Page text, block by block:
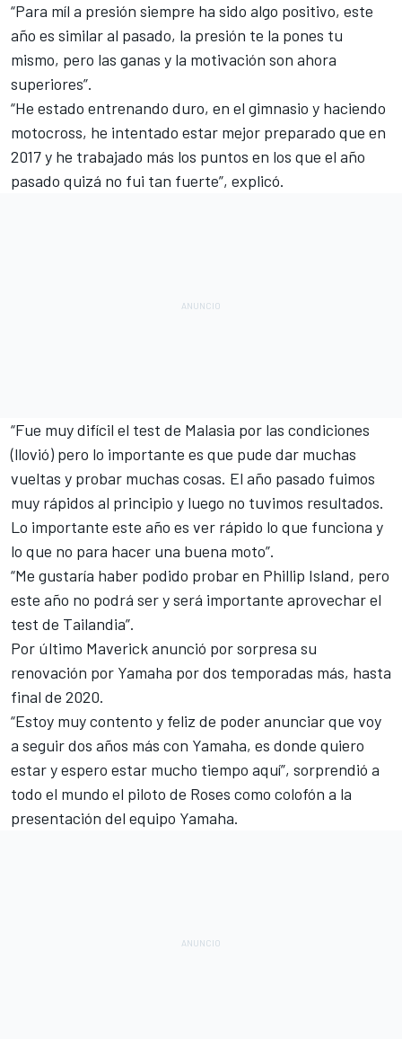
“Para míl a presión siempre ha sido algo positivo, este
año es similar al pasado, la presión te la pones tu
mismo, pero las ganas y la motivación son ahora
superiores”.
“He estado entrenando duro, en el gimnasio y haciendo
motocross, he intentado estar mejor preparado que en
2017 y he trabajado más los puntos en los que el año
pasado quizá no fui tan fuerte”, explicó.
“Fue muy difícil el test de Malasia por las condiciones
(llovió) pero lo importante es que pude dar muchas
vueltas y probar muchas cosas. El año pasado fuimos
muy rápidos al principio y luego no tuvimos resultados.
Lo importante este año es ver rápido lo que funciona y
lo que no para hacer una buena moto”.
“Me gustaría haber podido probar en Phillip Island, pero
este año no podrá ser y será importante aprovechar el
test de Tailandia”.
Por último Maverick anunció por sorpresa su
renovación por Yamaha por dos temporadas más, hasta
final de 2020.
“Estoy muy contento y feliz de poder anunciar que voy
a seguir dos años más con Yamaha, es donde quiero
estar y espero estar mucho tiempo aquí”, sorprendió a
todo el mundo el piloto de Roses como colofón a la
presentación del equipo Yamaha.